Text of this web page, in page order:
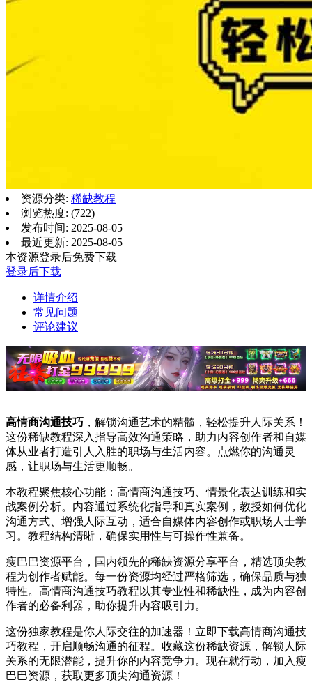
资源分类: 稀缺教程
浏览热度: (722)
发布时间: 2025-08-05
最近更新: 2025-08-05
本资源登录后免费下载
登录后下载
详情介绍
常见问题
评论建议
高情商沟通技巧 ，解锁沟通艺术的精髓，轻松提升人际关系！
这份稀缺教程深入指导高效沟通策略，助力内容创作者和自媒
体从业者打造引人入胜的职场与生活内容。点燃你的沟通灵
感，让职场与生活更顺畅。
本教程聚焦核心功能：高情商沟通技巧、情景化表达训练和实
战案例分析。内容通过系统化指导和真实案例，教授如何优化
沟通方式、增强人际互动，适合自媒体内容创作或职场人士学
习。教程结构清晰，确保实用性与可操作性兼备。
瘦巴巴资源平台，国内领先的稀缺资源分享平台，精选顶尖教
程为创作者赋能。每一份资源均经过严格筛选，确保品质与独
特性。高情商沟通技巧教程以其专业性和稀缺性，成为内容创
作者的必备利器，助你提升内容吸引力。
这份独家教程是你人际交往的加速器！立即下载高情商沟通技
巧教程，开启顺畅沟通的征程。收藏这份稀缺资源，解锁人际
关系的无限潜能，提升你的内容竞争力。现在就行动，加入瘦
巴巴资源，获取更多顶尖沟通资源！